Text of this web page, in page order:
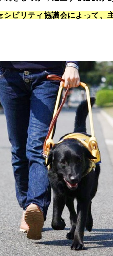
ビリティ協議会によって